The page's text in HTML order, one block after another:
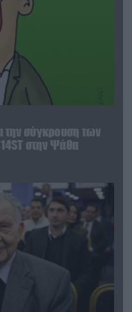
την σύγκρουση των
στην Ψάθα